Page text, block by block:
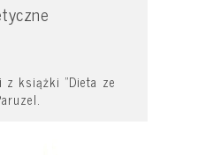
z książki "Dieta ze